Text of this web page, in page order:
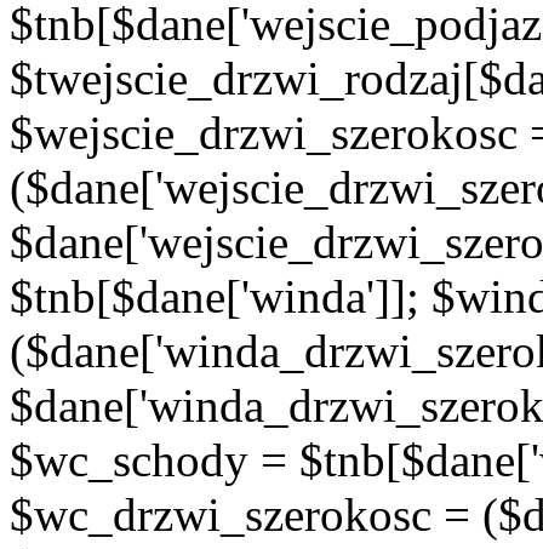
$wejscie_drzwi_szerokosc
$tnb[$dane['winda']];
$wc_schody =
$wc_drzwi_szerokosc =